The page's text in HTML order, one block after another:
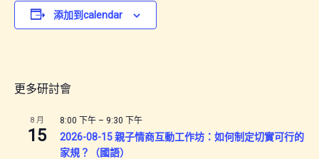
添加到calendar
更多研討會
8 月
15
8:00 下午 – 9:30 下午
2026-08-15 親子情商互動工作坊：如何制定切實可行的
家規？（國語）